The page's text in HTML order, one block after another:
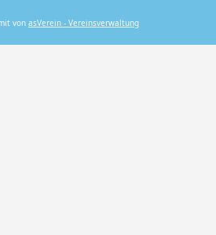
von asVerein - Vereinsverwaltung